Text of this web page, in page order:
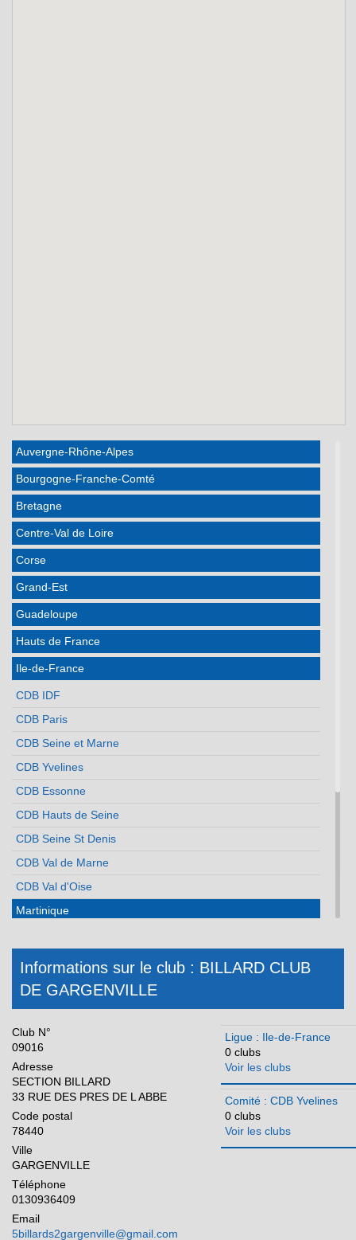
Auvergne-Rhône-Alpes
Bourgogne-Franche-Comté
Bretagne
Centre-Val de Loire
Corse
Grand-Est
Guadeloupe
Hauts de France
Ile-de-France
CDB IDF
CDB Paris
CDB Seine et Marne
CDB Yvelines
CDB Essonne
CDB Hauts de Seine
CDB Seine St Denis
CDB Val de Marne
CDB Val d'Oise
Martinique
Normandie
Nouvelle Aquitaine
Pays de la Loire
Réunion
Informations sur le club : BILLARD CLUB
DE GARGENVILLE
Club N°
09016
Adresse
SECTION BILLARD
33 RUE DES PRES DE L ABBE
Code postal
78440
Ville
GARGENVILLE
Téléphone
0130936409
Email
5billards2gargenville@gmail.com
Ligue : Ile-de-France
0 clubs
Voir les clubs
Comité : CDB Yvelines
0 clubs
Voir les clubs